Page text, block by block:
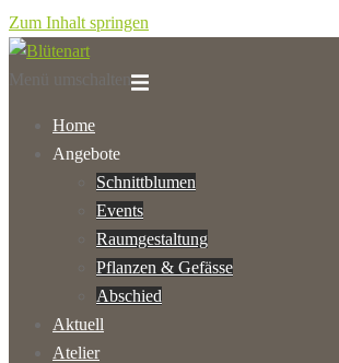
Zum Inhalt springen
Home
Angebote
Schnittblumen
Events
Raumgestaltung
Pflanzen & Gefässe
Abschied
Aktuell
Atelier